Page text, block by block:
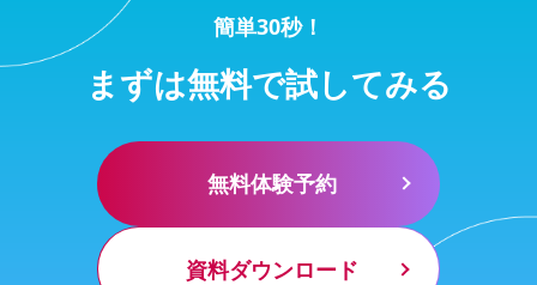
簡単30秒！
まずは無料で試してみる
無料体験予約
資料ダウンロード